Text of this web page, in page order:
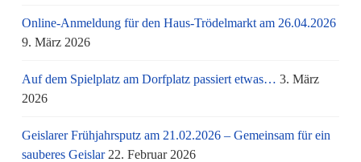
Online-Anmeldung für den Haus-Trödelmarkt am 26.04.2026
9. März 2026
Auf dem Spielplatz am Dorfplatz passiert etwas… 3. März
2026
Geislarer Frühjahrsputz am 21.02.2026 – Gemeinsam für ein
sauberes Geislar 22. Februar 2026